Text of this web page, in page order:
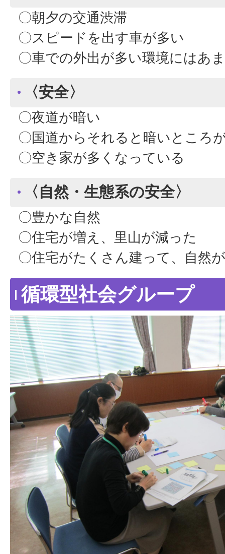
〇朝夕の交通渋滞
〇スピードを出す車が多い
〇車での外出が多い環境にはあ
〈安全〉
〇夜道が暗い
〇国道からそれると暗いところ
〇空き家が多くなっている
〈自然・生態系の安全〉
〇豊かな自然
〇住宅が増え、里山が減った
〇住宅がたくさん建って、自然
循環型社会グループ